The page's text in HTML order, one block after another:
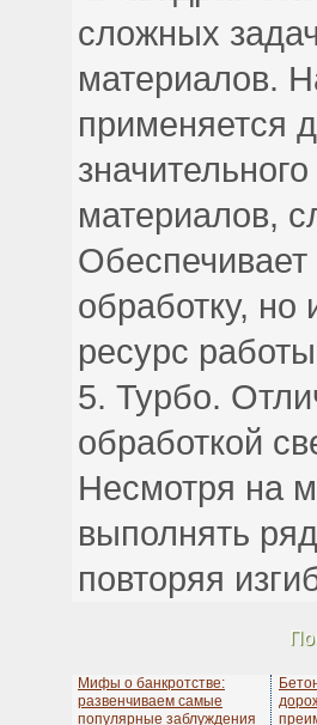
сложных
материалов.
применяется
материалов,
обработку, но
ресурс
Турбо.
обработкой
Несмотря на
выполнять
повторяя
Мифы о банкротстве:
развенчиваем самые
популярные заблуждения